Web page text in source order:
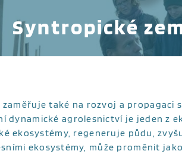
Syntropické
zaměřuje také na rozvoj a
dynamické agrolesnictví je jeden z
ekosystémy, regeneruje půdu,
ekosystémy, může proměnit